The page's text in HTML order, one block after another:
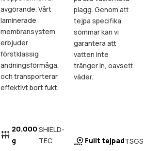
avgörande. Vårt
laminerade
membransystem
erbjuder
förstklassig
andningsförmåga,
och transporterar
effektivt bort fukt.
20.000
g
SHIELD-
TEC
plagg. Genom att
tejpa specifika
sömmar kan vi
garantera att
vatten inte
tränger in, oavsett
väder.
Fullt tejpadTSGS